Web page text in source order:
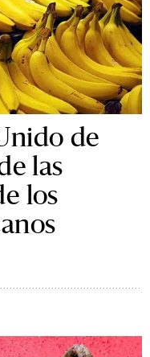
de
las
los